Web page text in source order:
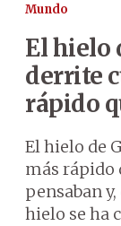
Mundo
El hielo
derrite
rápido
El hielo de
más rápido
pensaban
hielo se ha